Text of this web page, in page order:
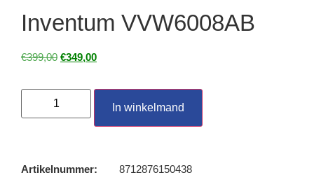
Inventum VVW6008AB
€399,00 €349,00
In winkelmand
Artikelnummer:
8712876150438